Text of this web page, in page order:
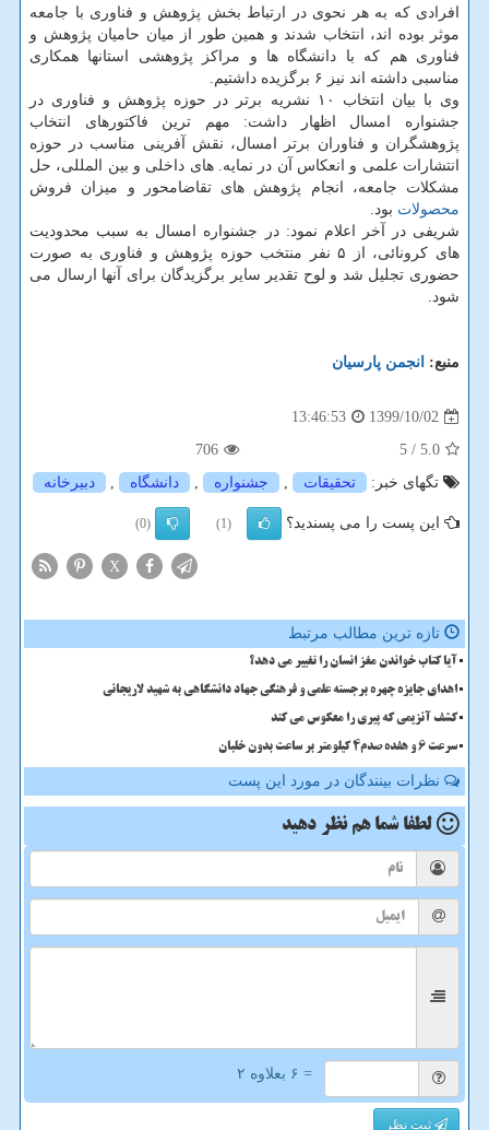
افرادی که به هر نحوی در ارتباط بخش پژوهش و فناوری با جامعه
موثر بوده اند، انتخاب شدند و همین طور از میان حامیان پژوهش و
فناوری هم که با دانشگاه ها و مراکز پژوهشی استانها همکاری
مناسبی داشته اند نیز ۶ برگزیده داشتیم.
وی با بیان انتخاب ۱۰ نشریه برتر در حوزه پژوهش و فناوری در
جشنواره امسال اظهار داشت: مهم ترین فاکتورهای انتخاب
پژوهشگران و فناوران برتر امسال، نقش آفرینی مناسب در حوزه
انتشارات علمی و انعکاس آن در نمایه. های داخلی و بین المللی، حل
مشکلات جامعه، انجام پژوهش های تقاضامحور و میزان فروش
محصولات بود.
شریفی در آخر اعلام نمود: در جشنواره امسال به سبب محدودیت
های کرونائی، از ۵ نفر منتخب حوزه پژوهش و فناوری به صورت
حضوری تجلیل شد و لوح تقدیر سایر برگزیدگان برای آنها ارسال می
شود.
منبع: انجمن پارسیان
1399/10/02
13:46:53
5.0
/ 5
706
تگهای خبر:
تحقیقات , جشنواره , دانشگاه , دبیرخانه
این پست را می پسندید؟ (1)
(0)
X
تازه ترین مطالب مرتبط
آیا کتاب خواندن مغز انسان را تغییر می دهد؟
اهدای جایزه چهره برجسته علمی و فرهنگی جهاد دانشگاهی به شهید لاریجانی
کشف آنزیمی که پیری را معکوس می کند
سرعت 6 و هفده صدم4 کیلومتر بر ساعت بدون خلبان
نظرات بینندگان در مورد این پست
لطفا شما هم نظر دهید
= ۶ بعلاوه ۲
ثبت نظر